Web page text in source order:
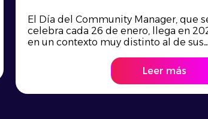
El Día del Community Manager, que
celebra cada 26 de enero, llega en
en un contexto muy distinto al de sus
que nunca, las plataformas están
saturadas y las interacciones no
siempre crecen al mismo ritmo. En
Leer más